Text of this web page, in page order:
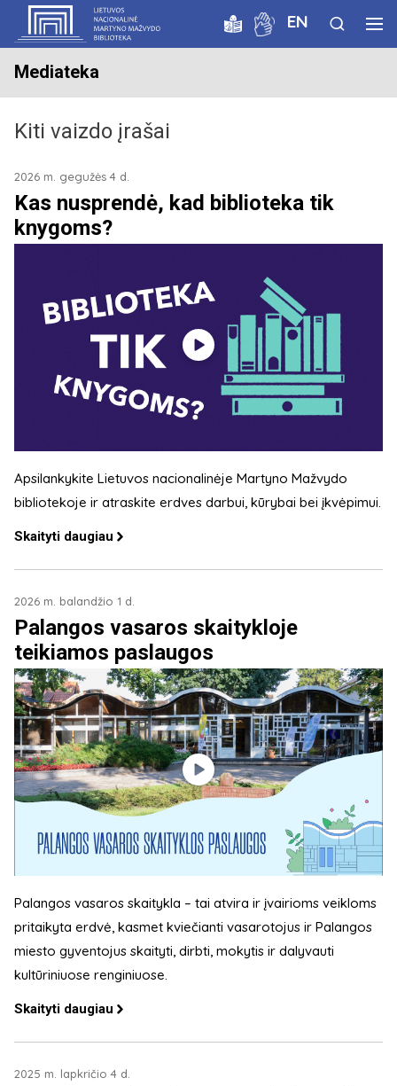
EN
Mediateka
Kiti vaizdo įrašai
2026 m. gegužės 4 d.
Kas nusprendė, kad biblioteka tik
knygoms?
Apsilankykite Lietuvos nacionalinėje Martyno Mažvydo
bibliotekoje ir atraskite erdves darbui, kūrybai bei įkvėpimui.
Skaityti daugiau
2026 m. balandžio 1 d.
Palangos vasaros skaitykloje
teikiamos paslaugos
Palangos vasaros skaitykla – tai atvira ir įvairioms veikloms
pritaikyta erdvė, kasmet kviečianti vasarotojus ir Palangos
miesto gyventojus skaityti, dirbti, mokytis ir dalyvauti
kultūriniuose renginiuose.
Skaityti daugiau
2025 m. lapkričio 4 d.